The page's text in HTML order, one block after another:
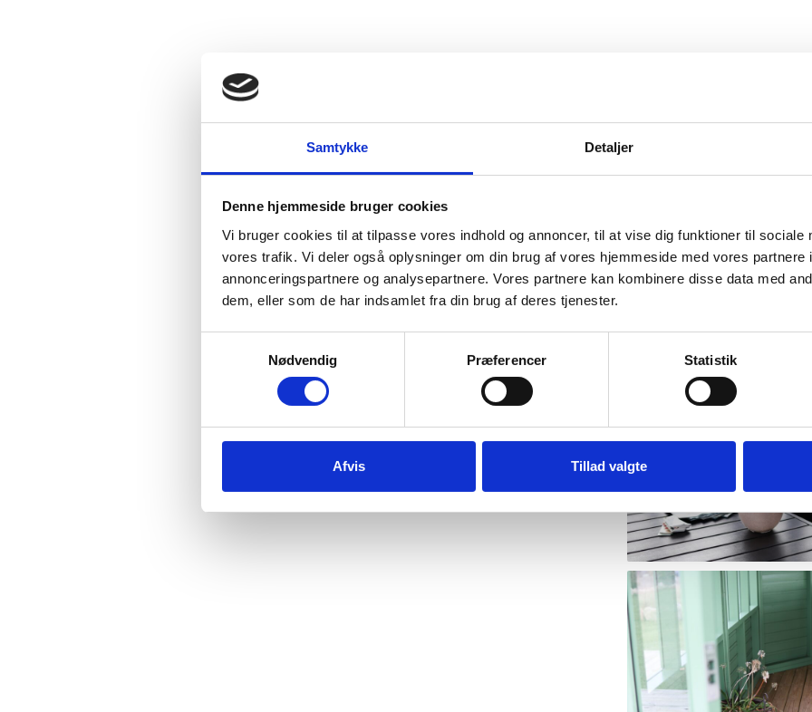
Samtykke Detaljer
Denne hjemmeside bruger cookies
Vi bruger cookies til at tilpasse vores indhold og annoncer, til at vise dig funktioner til sociale
vores trafik. Vi deler også oplysninger om din brug af vores hjemmeside med vores partnere
annonceringspartnere og analysepartnere. Vores partnere kan kombinere disse data med
dem, eller som de har indsamlet fra din brug af deres tjenester.
Nødvendig
Præferencer Statistik
Afvis Tillad valgte